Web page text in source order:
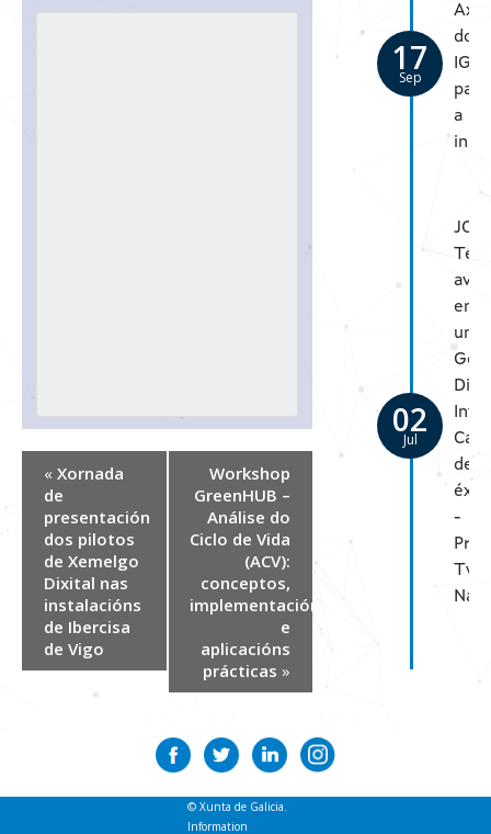
« Xornada
de
presentación
dos pilotos
de Xemelgo
Dixital nas
instalacións
de Ibercisa
de Vigo
Workshop
GreenHUB –
Análise do
Ciclo de Vida
(ACV):
conceptos,
implementación
e
aplicacións
prácticas »
17
Sep
do
para
a
02
Jul
en
un
de
-
© Xunta de Galicia.
Information